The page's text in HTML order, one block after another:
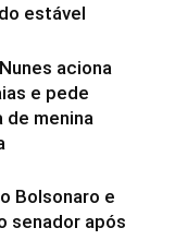
estável
aciona
e pede
de menina
Bolsonaro e
senador após